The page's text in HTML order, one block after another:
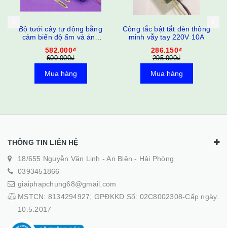
Bộ tưới cây tự động bằng
cảm biến độ ẩm và ánh
582.000₫
600.000₫
Mua hàng
Công tắc bật tắt đèn thông
minh vẫy tay 220V 10A
286.150₫
295.000₫
Mua hàng
THÔNG TIN LIÊN HỆ
18/655 Nguyễn Văn Linh - An Biên - Hải Phòng
0393451866
giaiphapchung68@gmail.com
MSTCN: 8134294927; GPĐKKD Số: 02C8002308-Cấp ngày:
10.5.2017